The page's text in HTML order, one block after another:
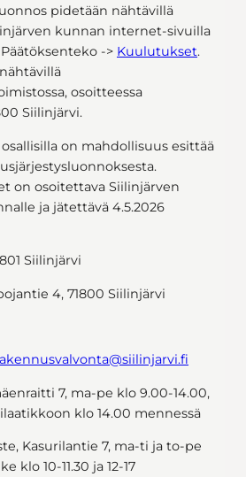
pidetään nähtävillä
kunnan internet-sivuilla
-> Kuulutukset.
osoitteessa
Siilinjärvi.
on mahdollisuus esittää
on osoitettava Siilinjärven
ja jätettävä 4.5.2026
Siilinjärvi
4, 71800 Siilinjärvi
7, ma-pe klo 9.00-14.00,
klo 14.00 mennessä
Kasurilantie 7, ma-ti ja to-pe
klo 10-11.30 ja 12-17